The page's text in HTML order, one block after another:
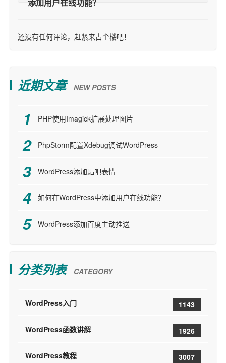
还没有任何评论，赶紧来占个楼吧！
近期文章 NEW POSTS
PHP使用Imagick扩展处理图片
PhpStorm配置Xdebug调试WordPress
WordPress添加贴吧表情
如何在WordPress中添加用户在线功能？
WordPress添加百度主动推送
分类列表 CATEGORY
WordPress入门 1143
WordPress函数讲解 1926
WordPress教程 3007